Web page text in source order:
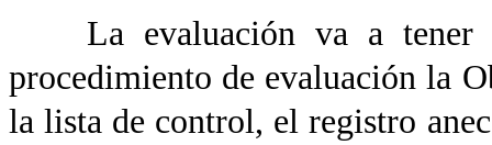
La evaluación va a tener
procedimiento de evaluación la
la lista de control, el registro